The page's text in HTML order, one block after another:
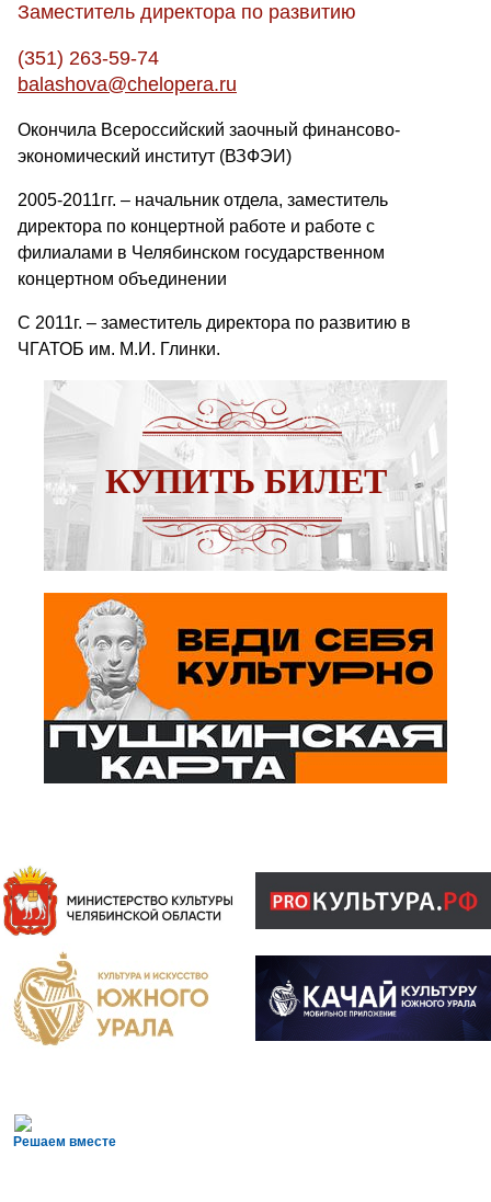
Заместитель директора по развитию
(351) 263-59-74
balashova@chelopera.ru
Окончила Всероссийский заочный финансово-
экономический институт (ВЗФЭИ)
2005-2011гг. – начальник отдела, заместитель
директора по концертной работе и работе с
филиалами в Челябинском государственном
концертном объединении
С 2011г. – заместитель директора по развитию в
ЧГАТОБ им. М.И. Глинки.
КУПИТЬ БИЛЕТ
Решаем вместе